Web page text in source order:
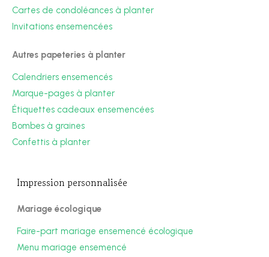
Cartes de condoléances à planter
Invitations ensemencées
Autres papeteries à planter
Calendriers ensemencés
Marque-pages à planter
Étiquettes cadeaux ensemencées
Bombes à graines
Confettis à planter
Impression personnalisée
Mariage écologique
Faire-part mariage ensemencé écologique
Menu mariage ensemencé